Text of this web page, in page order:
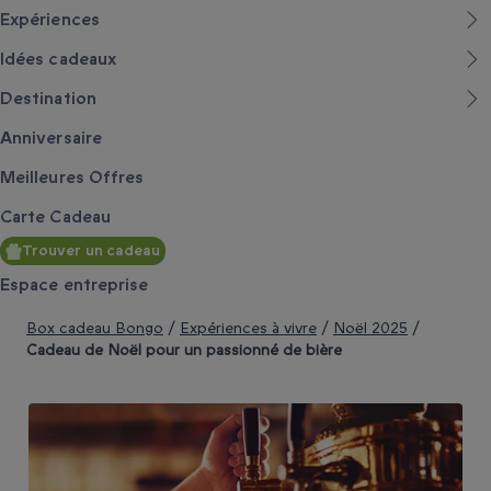
Expériences
Idées cadeaux
Destination
Anniversaire
Meilleures Offres
Carte Cadeau
Trouver un cadeau
Espace entreprise
Box cadeau Bongo / Expériences à vivre / Noël 2025 /
Cadeau de Noël pour un passionné de bière